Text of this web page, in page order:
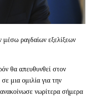
ραγδαίων εξελίξεων
θα απευθυνθεί στον
μια ομιλία για την
νωρίτερα σήμερα